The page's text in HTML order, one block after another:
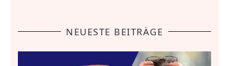
NEUESTE BEITRÄGE